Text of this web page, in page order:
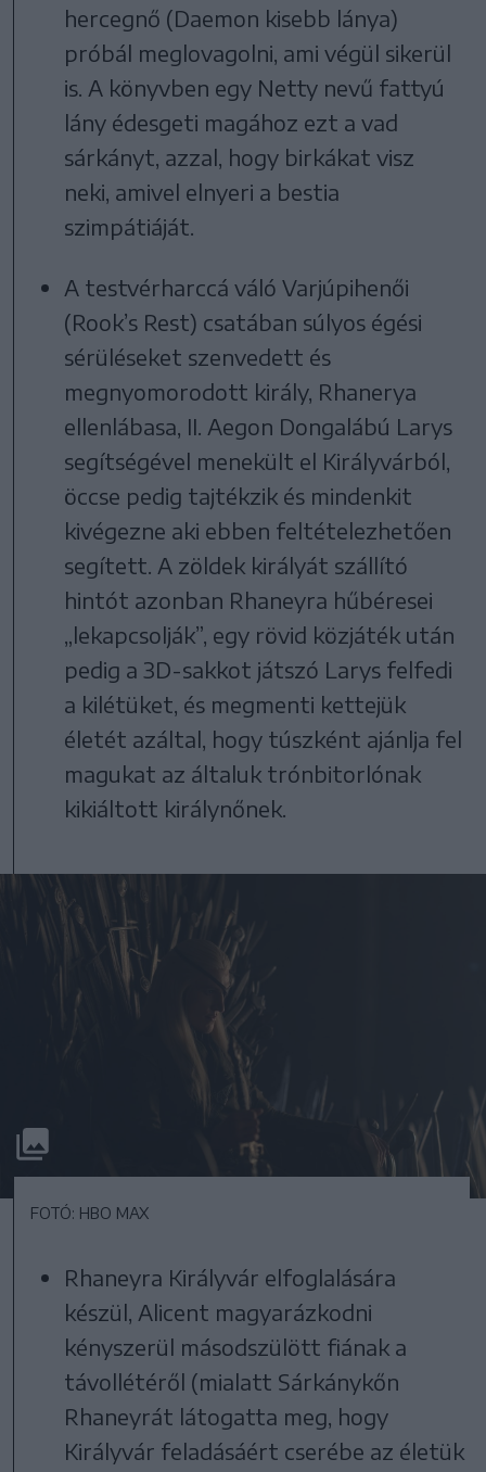
hercegnő (Daemon kisebb lánya)
próbál meglovagolni, ami végül sikerül
is. A könyvben egy Netty nevű fattyú
lány édesgeti magához ezt a vad
sárkányt, azzal, hogy birkákat visz
neki, amivel elnyeri a bestia
szimpátiáját.
A testvérharccá váló Varjúpihenői
(Rook’s Rest) csatában súlyos égési
sérüléseket szenvedett és
megnyomorodott király, Rhanerya
ellenlábasa, II. Aegon Dongalábú Larys
segítségével menekült el Királyvárból,
öccse pedig tajtékzik és mindenkit
kivégezne aki ebben feltételezhetően
segített. A zöldek királyát szállító
hintót azonban Rhaneyra hűbéresei
„lekapcsolják”, egy rövid közjáték után
pedig a 3D-sakkot játszó Larys felfedi
a kilétüket, és megmenti kettejük
életét azáltal, hogy túszként ajánlja fel
magukat az általuk trónbitorlónak
kikiáltott királynőnek.
FOTÓ: HBO MAX
Rhaneyra Királyvár elfoglalására
készül, Alicent magyarázkodni
kényszerül másodszülött fiának a
távollétéről (mialatt Sárkánykőn
Rhaneyrát látogatta meg, hogy
Királyvár feladásáért cserébe az életük